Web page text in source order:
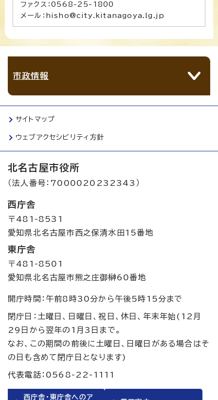
ファクス：0568-25-1800
メール：hisho@city.kitanagoya.lg.jp
市政情報
サイトマップ
ウェブアクセシビリティ方針
北名古屋市役所
（法人番号：7000020232343）
西庁舎
〒481-8531
愛知県北名古屋市西之保清水田15番地
東庁舎
〒481-8501
愛知県北名古屋市熊之庄御榊60番地
開庁時間：午前8時30分から午後5時15分まで
閉庁日：土曜日、日曜日、祝日、休日、年末年始(12月
29日から翌年の1月3日まで。
なお、この期間の前後に土曜日、日曜日がある場合はそ
の日も含めて閉庁日となります)
代表電話：0568-22-1111
西庁舎・東庁舎へのア